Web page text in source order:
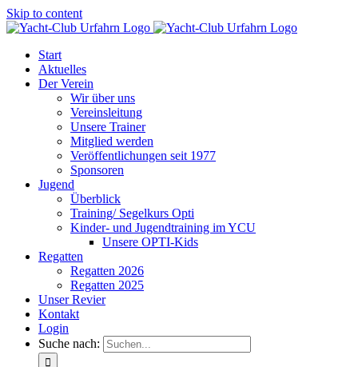
Skip to content
Start
Aktuelles
Der Verein
Wir über uns
Vereinsleitung
Unsere Trainer
Mitglied werden
Veröffentlichungen seit 1977
Sponsoren
Jugend
Überblick
Training/ Segelkurs Opti
Kinder- und Jugendtraining im YCU
Unsere OPTI-Kids
Regatten
Regatten 2026
Regatten 2025
Unser Revier
Kontakt
Login
Suche nach: